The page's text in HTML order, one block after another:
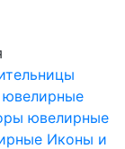
ювелирные
ювелирные
Иконы и